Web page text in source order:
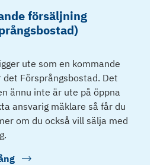
försäljning
ute som en kommande
Försprångsbostad. Det
ännu inte är ute på öppna
ansvarig mäklare så får du
om du också vill sälja med